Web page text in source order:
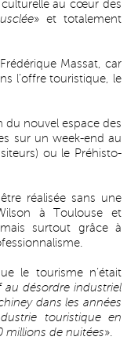
au cœur des
» et totalement
Massat, car
l’offre touristique, le
du nouvel espace des
sur un week-end au
ou le Préhisto-
réalisée sans une
à Toulouse et
surtout grâce à
le tourisme n’était
désordre industriel
dans les années
touristique en
millions de nuitées».